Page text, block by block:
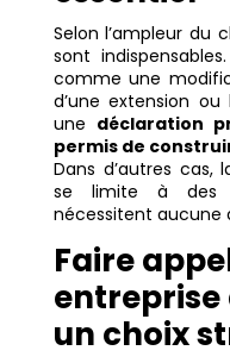
Selon l’ampleur du
sont
comme une
d’une extension ou
une déclaration
permis de
Dans d’autres cas,
se limite à des
nécessitent aucune
Faire
entreprise
un choix